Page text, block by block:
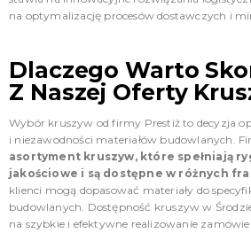
na optymalizację procesów dostawczych i
Dlaczego Warto
Z Naszej Oferty
Wybór kruszyw od firmy Prestiż to decyzja
i niezawodności materiałów budowlanych.
asortyment kruszyw, które spełniają
jakościowe i są dostępne w różnych
klienci mogą dopasować materiały do
budowlanych. Dostępność kruszyw w
na szybkie i efektywne realizowanie